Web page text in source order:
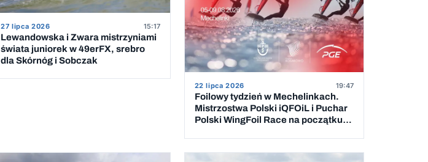
27 lipca 2026 15:17
Lewandowska i Zwara mistrzyniami
świata juniorek w 49erFX, srebro
dla Skórnóg i Sobczak
22 lipca 2026 19:47
Foilowy tydzień w Mechelinkach.
Mistrzostwa Polski iQFOiL i Puchar
Polski WingFoil Race na początku